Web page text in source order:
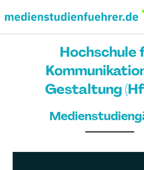
Hochschule
Gestaltung